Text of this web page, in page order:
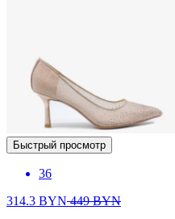
Быстрый просмотр
36
314.3 BYN449BYN